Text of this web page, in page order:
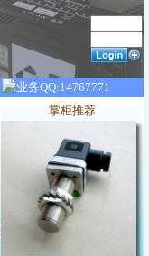
掌柜推荐